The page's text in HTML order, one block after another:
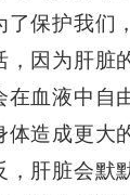
了保护我们
，因为肝脏
在血液中自
体造成更大
，肝脏会默